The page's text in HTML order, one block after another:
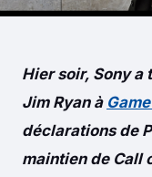
Hier soir, Sony a
Jim Ryan à
déclarations de
maintien de Call